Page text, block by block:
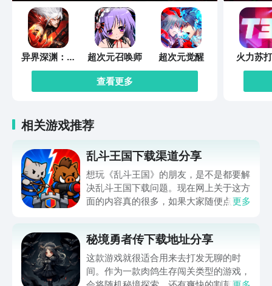
异界深渊：觉
醒
超次元召唤师
超次元觉醒
查看更多
火力苏
相关游戏推荐
乱斗王国下载渠道分享
想玩《乱斗王国》的朋友，是不是都要解
决乱斗王国下载问题。现在网上关于这方
面的内容真的很多，如果大家随便点击陌
app进行下载会更加方便，九游是手游福
利最多的游戏平台，在这里不仅能够看到
游戏资源，还能及时查看后续的消息、活
动内容等相关信息。
更多
秘境勇者传下载地址分享
这款游戏就很适合用来去打发无聊的时
间。作为一款肉鸽生存闯关类型的游戏，